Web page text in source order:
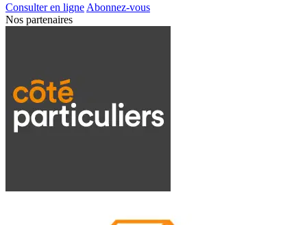
Consulter en ligne Abonnez-vous
Nos partenaires